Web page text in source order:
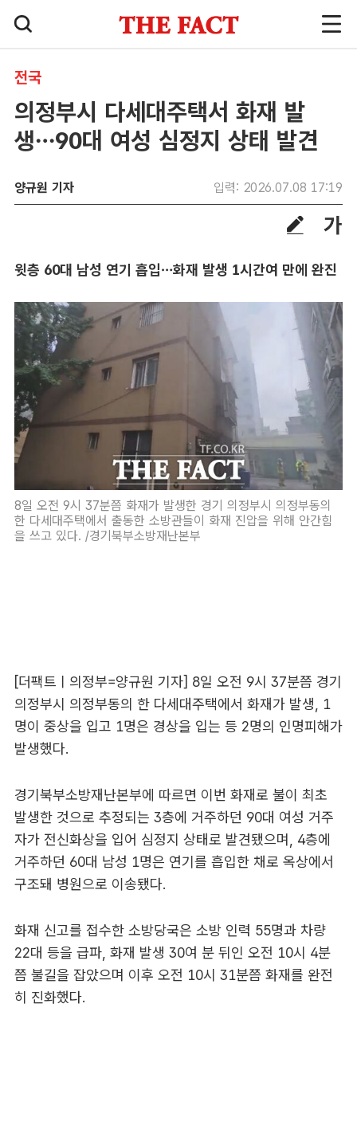
전국
의정부시 다세대주택서 화재 발
생…90대 여성 심정지 상태 발견
양규원 기자 입력: 2026.07.08 17:19
윗층 60대 남성 연기 흡입…화재 발생 1시간여 만에 완진
8일 오전 9시 37분쯤 화재가 발생한 경기 의정부시 의정부동의
한 다세대주택에서 출동한 소방관들이 화재 진압을 위해 안간힘
을 쓰고 있다. /경기북부소방재난본부
[더팩트ㅣ의정부=양규원 기자] 8일 오전 9시 37분쯤 경기
의정부시 의정부동의 한 다세대주택에서 화재가 발생, 1
명이 중상을 입고 1명은 경상을 입는 등 2명의 인명피해가
발생했다.
경기북부소방재난본부에 따르면 이번 화재로 불이 최초
발생한 것으로 추정되는 3층에 거주하던 90대 여성 거주
자가 전신화상을 입어 심정지 상태로 발견됐으며, 4층에
거주하던 60대 남성 1명은 연기를 흡입한 채로 옥상에서
구조돼 병원으로 이송됐다.
화재 신고를 접수한 소방당국은 소방 인력 55명과 차량
22대 등을 급파, 화재 발생 30여 분 뒤인 오전 10시 4분
쯤 불길을 잡았으며 이후 오전 10시 31분쯤 화재를 완전
히 진화했다.